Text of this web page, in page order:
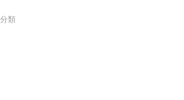
類